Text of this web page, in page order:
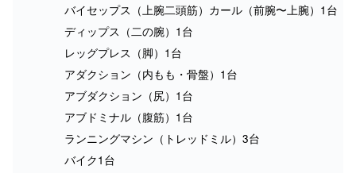
バイセップス（上腕二頭筋）カール（前腕〜上腕）1台
ディップス（二の腕）1台
レッグプレス（脚）1台
アダクション（内もも・骨盤）1台
アブダクション（尻）1台
アブドミナル（腹筋）1台
ランニングマシン（トレッドミル）3台
バイク1台